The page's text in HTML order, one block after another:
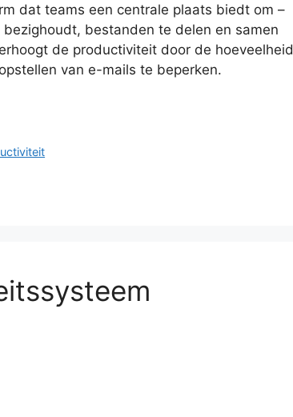
dat teams een centrale plaats biedt om –
bestanden te delen en samen
de productiviteit door de hoeveelheid
van e-mails te beperken.